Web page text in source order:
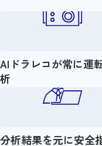
AIドラレコが常に運
析
分析結果を元に安全